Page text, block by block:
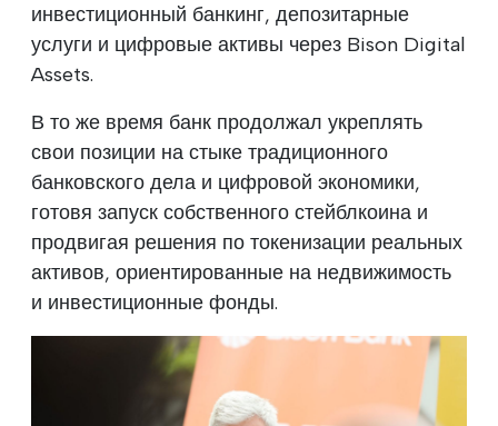
инвестиционный банкинг, депозитарные
услуги и цифровые активы через Bison Digital
Assets.
В то же время банк продолжал укреплять
свои позиции на стыке традиционного
банковского дела и цифровой экономики,
готовя запуск собственного стейблкоина и
продвигая решения по токенизации реальных
активов, ориентированные на недвижимость
и инвестиционные фонды.